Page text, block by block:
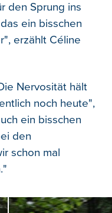
den Sprung ins
ein bisschen
erzählt Céline
Nervosität hält
noch heute",
ein bisschen
den
schon mal